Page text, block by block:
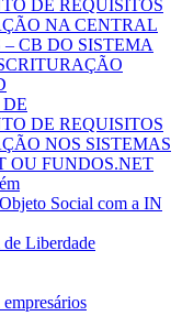
DE REQUISITOS
NA CENTRAL
CB DO SISTEMA
DE REQUISITOS
NOS SISTEMAS
OU FUNDOS.NET
Social com a IN
Liberdade